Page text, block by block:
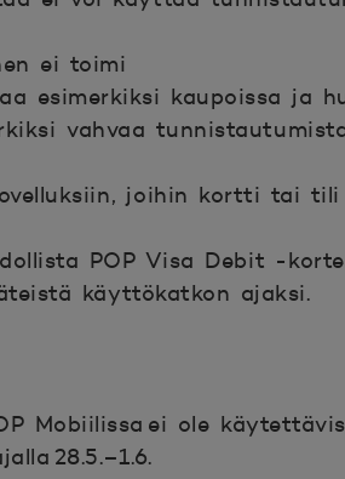
ei toimi
esimerkiksi kaupoissa ja
vahvaa
joihin kortti tai
POP Visa Debit -
käyttökatkon ajaksi.
Mobiilissa ei ole
28.5.–1.6.